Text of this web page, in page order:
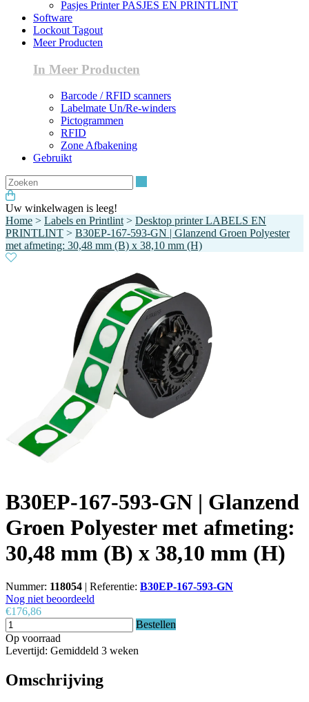
Pasjes Printer PASJES EN PRINTLINT
Software
Lockout Tagout
Meer Producten
In Meer Producten
Barcode / RFID scanners
Labelmate Un/Re-winders
Pictogrammen
RFID
Zone Afbakening
Gebruikt
Uw winkelwagen is leeg!
Home > Labels en Printlint > Desktop printer LABELS EN
PRINTLINT > B30EP-167-593-GN | Glanzend Groen Polyester
met afmeting: 30,48 mm (B) x 38,10 mm (H)
B30EP-167-593-GN | Glanzend
Groen Polyester met afmeting:
30,48 mm (B) x 38,10 mm (H)
Nummer: 118054 | Referentie: B30EP-167-593-GN
Nog niet beoordeeld
€176,86
Bestellen
Op voorraad
Levertijd: Gemiddeld 3 weken
Omschrijving